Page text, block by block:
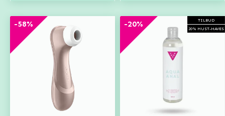
-58%
TILBUD
20% MUST-HAVES
-20%